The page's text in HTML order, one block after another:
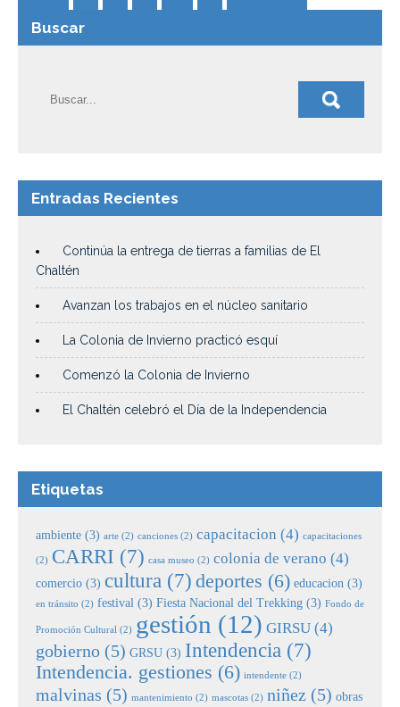
Buscar
Entradas Recientes
Continúa la entrega de tierras a familias de El
Chaltén
Avanzan los trabajos en el núcleo sanitario
La Colonia de Invierno practicó esquí
Comenzó la Colonia de Invierno
El Chaltén celebró el Día de la Independencia
Etiquetas
ambiente (3) arte (2) canciones (2) capacitacion (4) capacitaciones
(2) CARRI (7) casa museo (2) colonia de verano (4)
comercio (3) cultura (7) deportes (6) educacion (3)
en tránsito (2) festival (3) Fiesta Nacional del Trekking (3) Fondo de
Promoción Cultural (2) gestión (12) GIRSU (4)
gobierno (5) GRSU (3) Intendencia (7)
Intendencia. gestiones (6) intendente (2)
malvinas (5) mantenimiento (2) mascotas (2) niñez (5) obras